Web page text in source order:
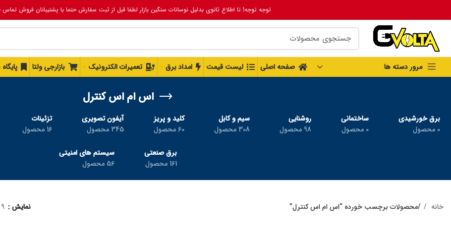
توجه توجه! تا اطلاع ثانوی بدلیل نوسانات سنگین بازار لطفا قبل از ثبت سفارش حتما با پشتیبانان فروش
مرور دسته ها صفحه اصلی لیست قیمت امداد برق تعمیرات الکترونیک بازارجی ولتا
اس ام اس کنترل
برق خورشیدی
0 محصول
ساختمانی
0 محصول
روشنایی
98 محصول
سیم و کابل
308 محصول
کلید و پریز
60 محصول
آیفون تصویری
345 محصول
تزئینات
16 محصول
برق صنعتی
161 محصول
سیستم های امنیتی
56 محصول
خانه محصولات برچسب خورده “اس ام اس کنترل” نمایش 9